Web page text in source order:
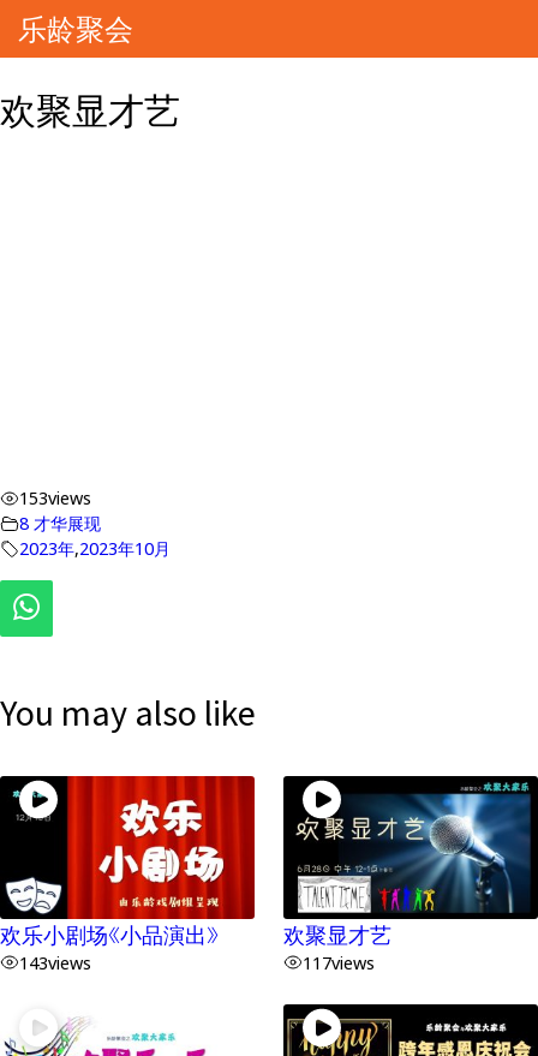
乐龄聚会
欢聚显才艺
153views
8 才华展现
2023年,2023年10月
You may also like
欢乐小剧场《小品演出》
143views
欢聚显才艺
117views